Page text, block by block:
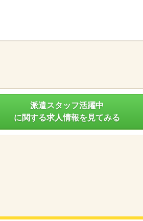
派遣スタッフ活躍中
に関する求人情報を見てみる